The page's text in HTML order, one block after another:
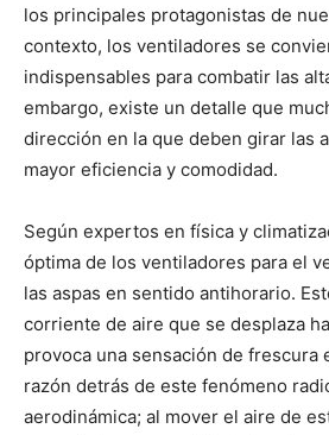
los principales protagonistas de
contexto, los ventiladores se
indispensables para combatir las
embargo, existe un detalle que
dirección en la que deben girar las
mayor eficiencia y comodidad.
Según expertos en física y
óptima de los ventiladores para el
las aspas en sentido antihorario.
corriente de aire que se desplaza
provoca una sensación de frescura
razón detrás de este fenómeno
aerodinámica; al mover el aire de